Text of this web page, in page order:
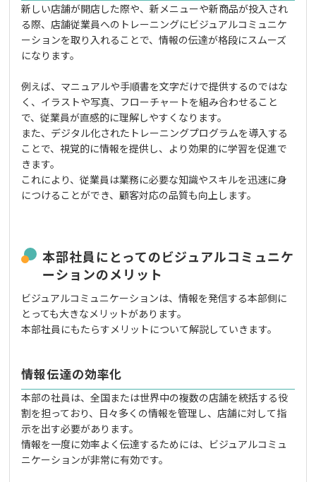
新しい店舗が開店した際や、新メニューや新商品が投入され
る際、店舗従業員へのトレーニングにビジュアルコミュニケ
ーションを取り入れることで、情報の伝達が格段にスムーズ
になります。
例えば、マニュアルや手順書を文字だけで提供するのではな
く、イラストや写真、フローチャートを組み合わせること
で、従業員が直感的に理解しやすくなります。
また、デジタル化されたトレーニングプログラムを導入する
ことで、視覚的に情報を提供し、より効果的に学習を促進で
きます。
これにより、従業員は業務に必要な知識やスキルを迅速に身
につけることができ、顧客対応の品質も向上します。
本部社員にとってのビジュアルコミュニケ
ーションのメリット
ビジュアルコミュニケーションは、情報を発信する本部側に
とっても大きなメリットがあります。
本部社員にもたらすメリットについて解説していきます。
情報伝達の効率化
本部の社員は、全国または世界中の複数の店舗を統括する役
割を担っており、日々多くの情報を管理し、店舗に対して指
示を出す必要があります。
情報を一度に効率よく伝達するためには、ビジュアルコミュ
ニケーションが非常に有効です。